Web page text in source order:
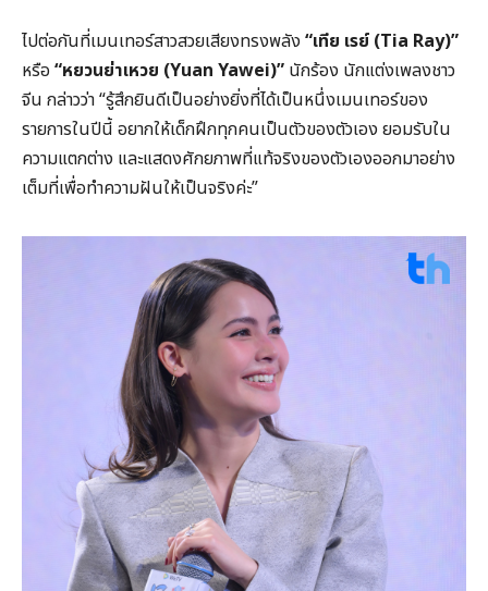
ไปต่อกันที่เมนเทอร์สาวสวยเสียงทรงพลัง “เทีย เรย์ (Tia Ray)”
หรือ “หยวนย่าเหวย (Yuan Yawei)” นักร้อง นักแต่งเพลงชาว
จีน กล่าวว่า “รู้สึกยินดีเป็นอย่างยิ่งที่ได้เป็นหนึ่งเมนเทอร์ของ
รายการในปีนี้ อยากให้เด็กฝึกทุกคนเป็นตัวของตัวเอง ยอมรับใน
ความแตกต่าง และแสดงศักยภาพที่แท้จริงของตัวเองออกมาอย่าง
เต็มที่เพื่อทำความฝันให้เป็นจริงค่ะ”